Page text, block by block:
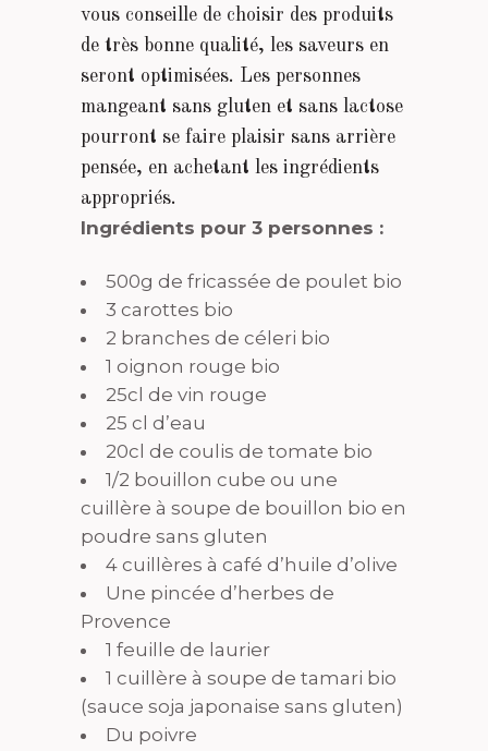
vous conseille de choisir des produits
de très bonne qualité, les saveurs en
seront optimisées. Les personnes
mangeant sans gluten et sans lactose
pourront se faire plaisir sans arrière
pensée, en achetant les ingrédients
appropriés.
Ingrédients pour 3 personnes :
500g de fricassée de poulet bio
3 carottes bio
2 branches de céleri bio
1 oignon rouge bio
25cl de vin rouge
25 cl d’eau
20cl de coulis de tomate bio
1/2 bouillon cube ou une
cuillère à soupe de bouillon bio en
poudre sans gluten
4 cuillères à café d’huile d’olive
Une pincée d’herbes de
Provence
1 feuille de laurier
1 cuillère à soupe de tamari bio
(sauce soja japonaise sans gluten)
Du poivre